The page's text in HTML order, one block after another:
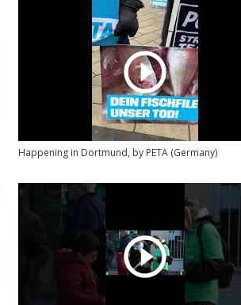
Happening in Dortmund, by PETA (Germany)